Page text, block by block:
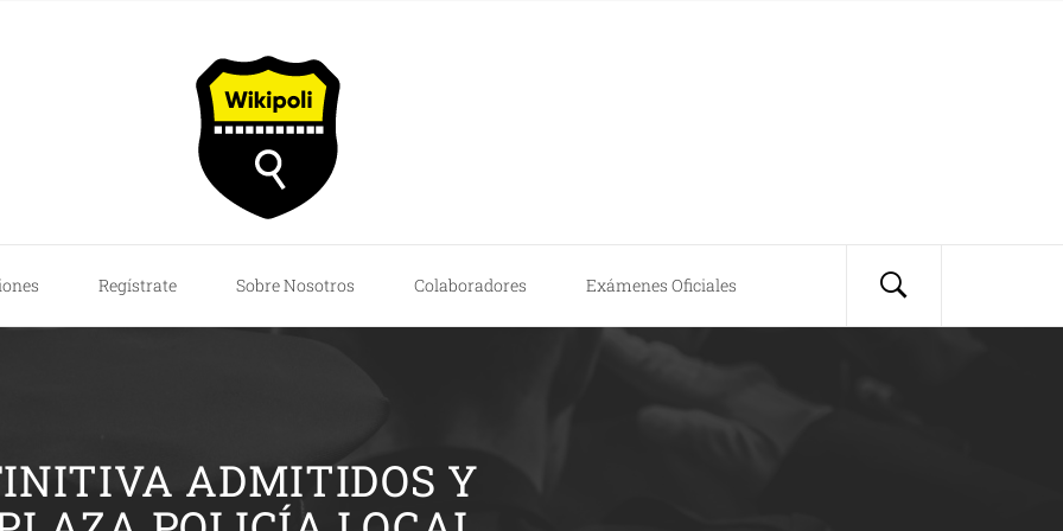
Regístrate Sobre Nosotros Colaboradores Exámenes Oficiales
ADMITIDOS Y